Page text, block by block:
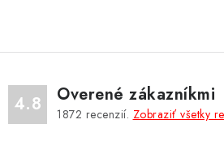
r
k
y4.8 Overené zákazníkmi
1872 recenzií. Zobraziť všetky